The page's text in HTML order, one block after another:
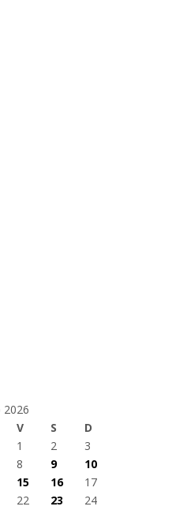
2026
V S
D
1
2
3
8 9
10
15 16
17
22 23
24